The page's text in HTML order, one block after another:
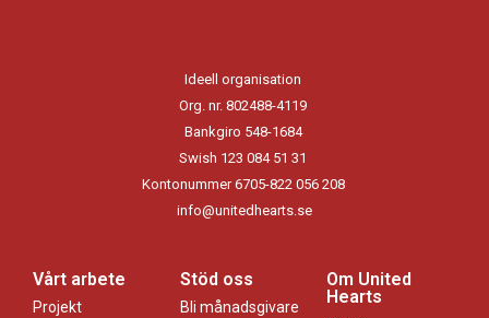
Ideell organisation
Org. nr. 802488-4119
Bankgiro 548-1684
Swish 123 084 51 31
Kontonummer 6705-822 056 208
info@unitedhearts.se
Vårt arbete
Projekt
Stöd oss
Bli månadsgivare
Om United
Hearts